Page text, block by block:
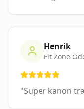
Henrik
Fit Zone
"Super kanon